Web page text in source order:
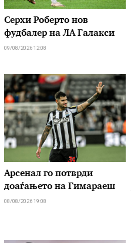
Серхи Роберто нов
фудбалер на ЛА Галакси
09/08/2026 12:08
Арсенал го потврди
доаѓањето на Гимараеш
08/08/2026 19:08